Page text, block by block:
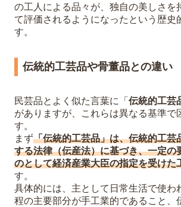
の工人による品々が、独自の美しさを
て評価されるようになったという歴史
す。
伝統的工芸品や骨董品との違い
民芸品とよく似た言葉に「 伝統的工芸
がありますが、これらは異なる基準で
す。
まず「伝統的工芸品」は、伝統的工芸
する法律（伝産法）に基づき、一定の
のとして経済産業大臣の指定を受けた
す。
具体的には、主として日常生活で使わ
程の主要部分が手工業的であること、